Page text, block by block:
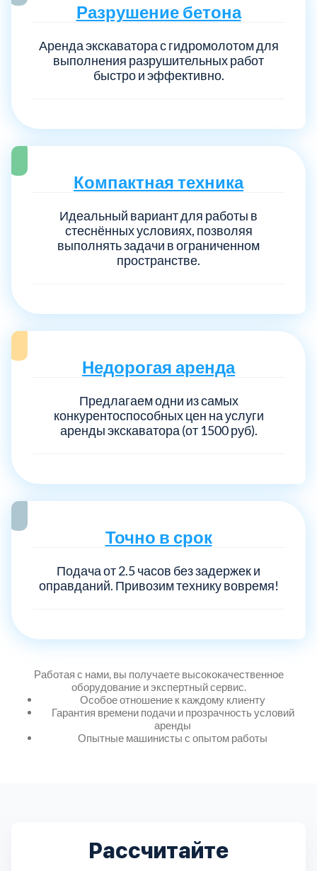
Разрушение бетона
Аренда экскаватора с гидромолотом для
выполнения разрушительных работ
быстро и эффективно.
Компактная техника
Идеальный вариант для работы в
стеснённых условиях, позволяя
выполнять задачи в ограниченном
пространстве.
Недорогая аренда
Предлагаем одни из самых
конкурентоспособных цен на услуги
аренды экскаватора (от 1500 руб).
Точно в срок
Подача от 2.5 часов без задержек и
оправданий. Привозим технику вовремя!
Работая с нами, вы получаете высококачественное
оборудование и экспертный сервис.
Особое отношение к каждому клиенту
Гарантия времени подачи и прозрачность условий
аренды
Опытные машинисты с опытом работы
Рассчитайте
Богородский
Долгопрудный
Дубна 1
Егорьевский 3